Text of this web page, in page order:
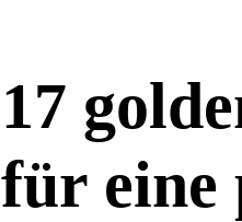
17
für eine